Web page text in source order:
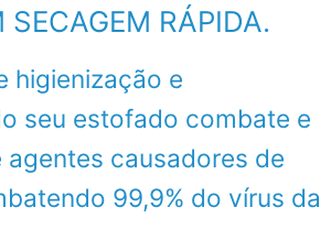
SECAGEM RÁPIDA.
higienização e
seu estofado combate e
agentes causadores de
99,9% do vírus da